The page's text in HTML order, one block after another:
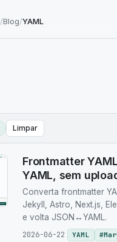
/Blog/YAML
Limpar
Frontmatter
YAML, sem
Converta frontmatter
Jekyll, Astro, Next.js,
e volta JSON↔YAML.
2026-06-22
YAML #